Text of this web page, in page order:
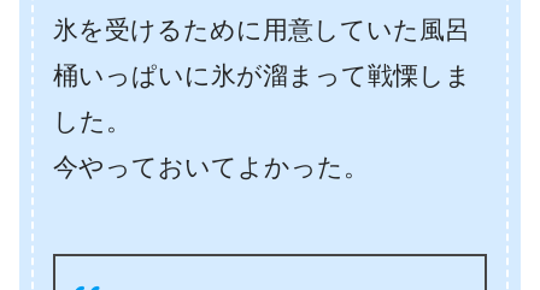
氷を受けるために用意していた風呂
桶いっぱいに氷が溜まって戦慄しま
した。
今やっておいてよかった。